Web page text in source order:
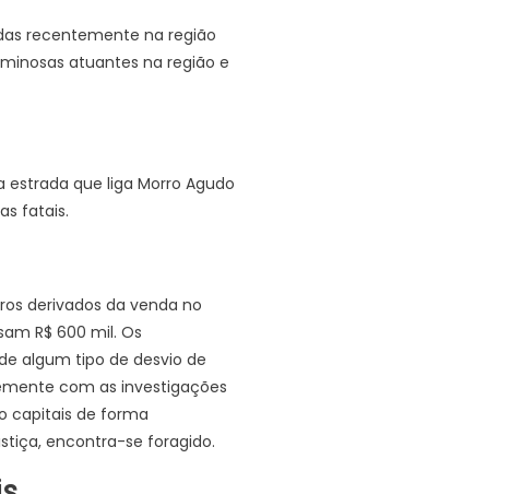
recentemente na região
atuantes na região e
que liga Morro Agudo
fatais.
derivados da venda no
R$ 600 mil. Os
algum tipo de desvio de
com as investigações
capitais de forma
encontra-se foragido.